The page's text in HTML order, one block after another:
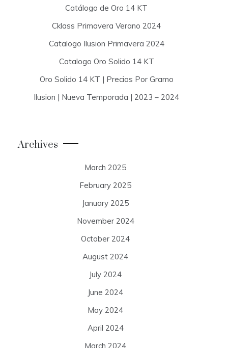
Catálogo de Oro 14 KT
Cklass Primavera Verano 2024
Catalogo Ilusion Primavera 2024
Catalogo Oro Solido 14 KT
Oro Solido 14 KT | Precios Por Gramo
Ilusion | Nueva Temporada | 2023 – 2024
Archives
March 2025
February 2025
January 2025
November 2024
October 2024
August 2024
July 2024
June 2024
May 2024
April 2024
March 2024